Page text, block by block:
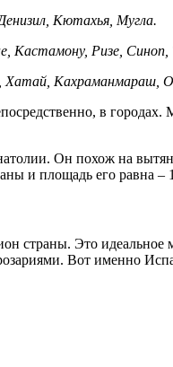
Кютахья, Мугла.
Ризе, Синоп,
Хатай, Кахраманмараш,
в
Он похож на
и площадь его равна
страны. Это идеальное
Вот именно